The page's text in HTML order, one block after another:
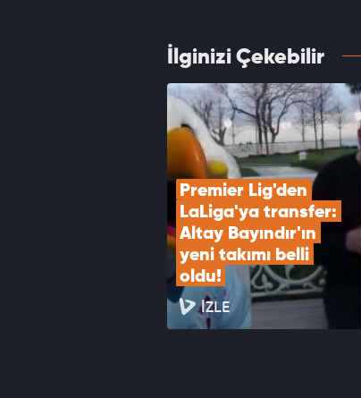
İlginizi Çekebilir
Premier Lig'den
LaLiga'ya transfer:
Altay Bayındır'ın
yeni takımı belli
oldu!
İZLE